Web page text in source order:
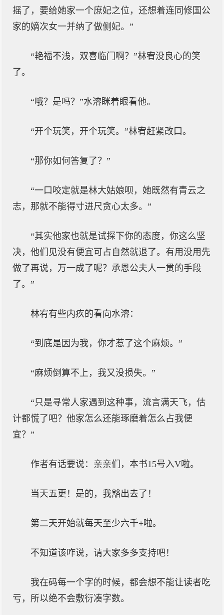
摇了，要给她家一个庶妃之位，还想着连同修国公
家的嫡次女一并纳了做侧妃。”
“艳福不浅，双喜临门啊？”林宥没良心的笑
了。
“哦？是吗？”水溶眯着眼看他。
“开个玩笑，开个玩笑。”林宥赶紧改口。
“那你如何答复了？”
“一口咬定就是林大姑娘呗，她既然有青云之
志，那就不能得寸进尺贪心太多。”
“其实他家也就是试探下你的态度，你这么坚
决，他们见没有便宜可占自然就退了。有用没用先
做了再说，万一成了呢？承恩公夫人一贯的手段
了。”
林宥有些内疚的看向水溶：
“到底是因为我，你才惹了这个麻烦。”
“麻烦倒算不上，我又没损失。”
“只是寻常人家遇到这种事，流言满天飞，估
计都慌了吧？他家怎么还能琢磨着怎么占我便
宜？”
作者有话要说：亲亲们，本书15号入V啦。
当天五更！是的，我豁出去了！
第二天开始就每天至少六千+啦。
不知道该咋说，请大家多多支持吧！
我在码每一个字的时候，都会想不能让读者吃
亏，所以绝不会敷衍凑字数。